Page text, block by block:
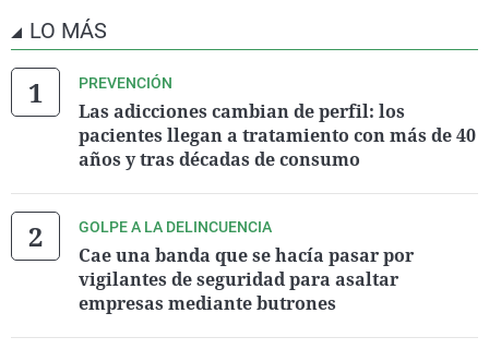
LO MÁS
PREVENCIÓN
Las adicciones cambian de perfil: los
pacientes llegan a tratamiento con más de 40
años y tras décadas de consumo
GOLPE A LA DELINCUENCIA
Cae una banda que se hacía pasar por
vigilantes de seguridad para asaltar
empresas mediante butrones